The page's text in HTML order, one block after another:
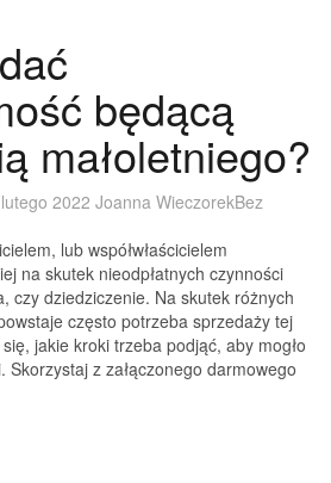
będącą
małoletniego?
2022 Joanna WieczorekBez
lub współwłaścicielem
na skutek nieodpłatnych czynności
czy dziedziczenie. Na skutek różnych
często potrzeba sprzedaży tej
jakie kroki trzeba podjąć, aby mogło
Skorzystaj z załączonego darmowego